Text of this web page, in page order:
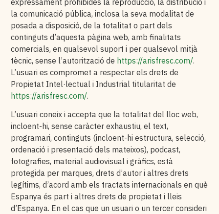
la comunicació pública, inclosa la seva modalitat de
posada a disposició, de la totalitat o part dels
continguts d’aquesta pàgina web, amb finalitats
comercials, en qualsevol suport i per qualsevol mitjà
tècnic, sense l’autorització de https://arisfresc.com/.
L’usuari es compromet a respectar els drets de
Propietat Intel·lectual i Industrial titularitat de
https://arisfresc.com/.
L’usuari coneix i accepta que la totalitat del lloc web,
incloent-hi, sense caràcter exhaustiu, el text,
programari, continguts (incloent-hi estructura, selecció,
ordenació i presentació dels mateixos), podcast,
fotografies, material audiovisual i gràfics, està
protegida per marques, drets d’autor i altres drets
legítims, d’acord amb els tractats internacionals en què
Espanya és part i altres drets de propietat i lleis
d’Espanya. En el cas que un usuari o un tercer consideri